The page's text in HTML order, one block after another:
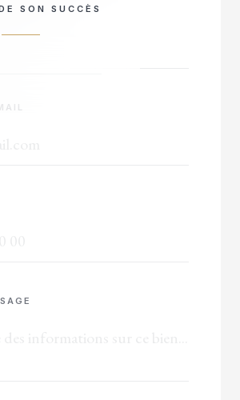
SON SUCCÈS
COMPLET